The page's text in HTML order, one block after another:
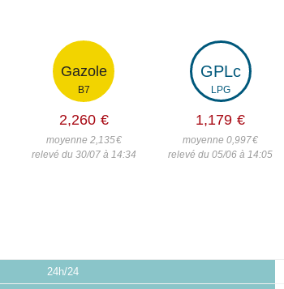
Gazole
B7
2,260 €
moyenne 2,135€
relevé du 30/07 à 14:34
GPLc
LPG
1,179 €
moyenne 0,997€
relevé du 05/06 à 14:05
24h/24